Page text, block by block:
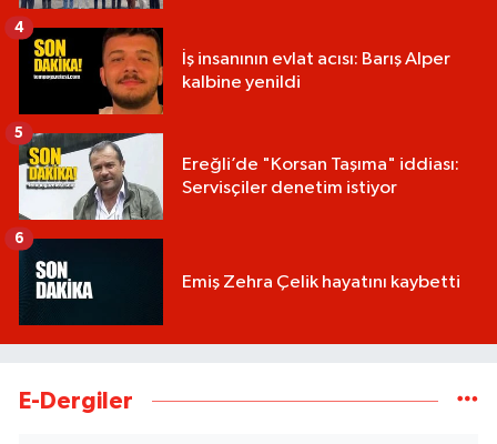
İş insanının evlat acısı: Barış Alper
kalbine yenildi
4
Ereğli’de "Korsan Taşıma" iddiası:
Servisçiler denetim istiyor
5
Emiş Zehra Çelik hayatını kaybetti
6
E-Dergiler